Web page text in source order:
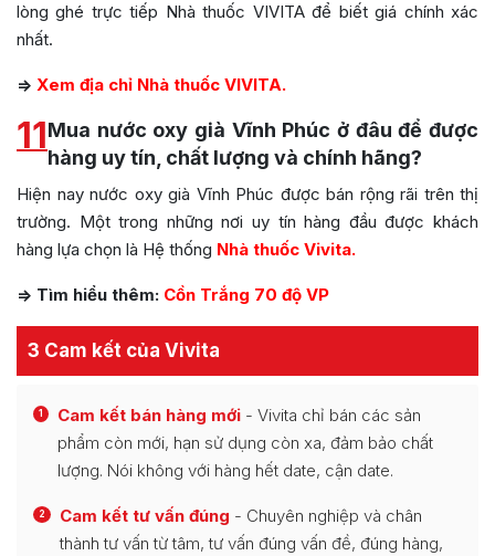
lòng ghé trực tiếp Nhà thuốc VIVITA để biết giá chính xác
nhất.
=> Xem địa chỉ Nhà thuốc VIVITA.
11Mua nước oxy già Vĩnh Phúc ở đâu để được
hàng uy tín, chất lượng và chính hãng?
Hiện nay nước oxy già Vĩnh Phúc được bán rộng rãi trên thị
trường. Một trong những nơi uy tín hàng đầu được khách
hàng lựa chọn là Hệ thống Nhà thuốc Vivita.
=> Tìm hiểu thêm: Cồn Trắng 70 độ VP
3 Cam kết của Vivita
1 Cam kết bán hàng mới - Vivita chỉ bán các sản
phẩm còn mới, hạn sử dụng còn xa, đảm bảo chất
lượng. Nói không với hàng hết date, cận date.
2 Cam kết tư vấn đúng - Chuyên nghiệp và chân
thành tư vấn từ tâm, tư vấn đúng vấn đề, đúng hàng,